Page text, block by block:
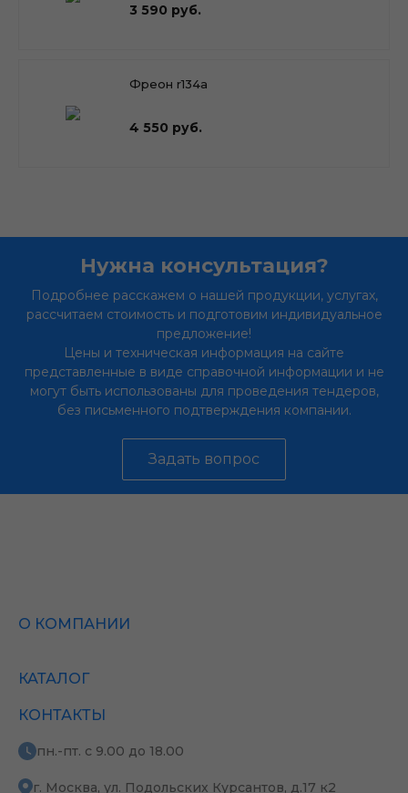
3 590 руб.
Фреон r134a
4 550 руб.
Нужна консультация?
Подробнее расскажем о нашей продукции, услугах,
рассчитаем стоимость и подготовим индивидуальное
предложение!
Цены и техническая информация на сайте
представленные в виде справочной информации и не
могут быть использованы для проведения тендеров,
без письменного подтверждения компании.
Задать вопрос
О КОМПАНИИ
КАТАЛОГ
КОНТАКТЫ
пн.-пт. с 9.00 до 18.00
г. Москва, ул. Подольских Курсантов, д.17 к2